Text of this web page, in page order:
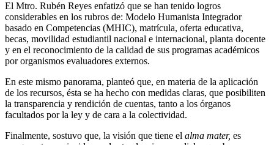
El Mtro. Rubén Reyes enfatizó que se han tenido logros
considerables en los rubros de: Modelo Humanista Integrador
basado en Competencias (MHIC), matrícula, oferta educativa,
becas, movilidad estudiantil nacional e internacional, planta docente
y en el reconocimiento de la calidad de sus programas académicos
por organismos evaluadores externos.
En este mismo panorama, planteó que, en materia de la aplicación
de los recursos, ésta se ha hecho con medidas claras, que posibiliten
la transparencia y rendición de cuentas, tanto a los órganos
facultados por la ley y de cara a la colectividad.
Finalmente, sostuvo que, la visión que tiene el alma mater, es